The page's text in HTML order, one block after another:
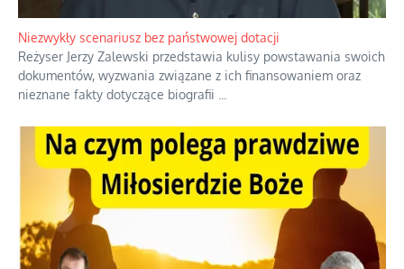
Niezwykły scenariusz bez państwowej dotacji
Reżyser Jerzy Zalewski przedstawia kulisy powstawania swoich
dokumentów, wyzwania związane z ich finansowaniem oraz
nieznane fakty dotyczące biografii